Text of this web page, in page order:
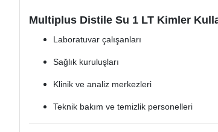
Multiplus Distile Su 1 LT Kimler
Laboratuvar çalışanları
Sağlık kuruluşları
Klinik ve analiz merkezleri
Teknik bakım ve temizlik personelleri